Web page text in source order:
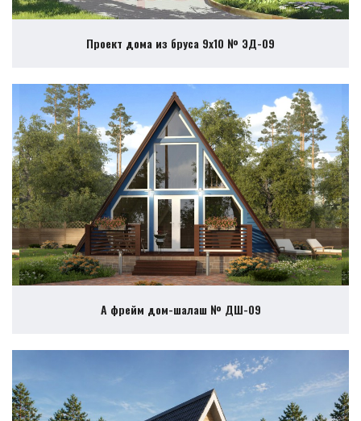
Проект дома из бруса 9х10 № ЭД-09
А фрейм дом-шалаш № ДШ-09